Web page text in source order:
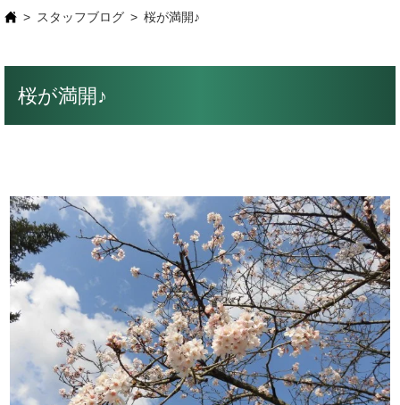
スタッフブログ 桜が満開♪
桜が満開♪